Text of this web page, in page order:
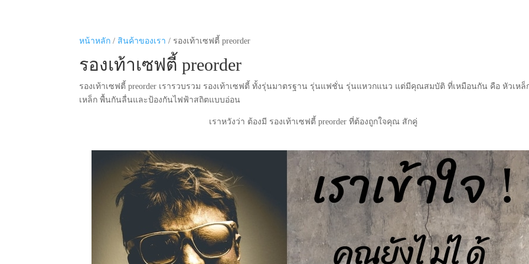
หน้าหลัก / สินค้าของเรา / รองเท้าเซฟตี้ preorder
รองเท้าเซฟตี้ preorder
รองเท้าเซฟตี้ preorder เรารวบรวม รองเท้าเซฟตี้ ทั้งรุ่นมาตรฐาน รุ่นแฟชั่น รุ่นแหวกแนว แต่มีคุณสมบัติ ที่เหมือนกัน คือ หัวเหล็
เหล็ก พื้นกันลื่นและป้องกันไฟฟ้าสถิตแบบอ่อน
เราหวังว่า ต้องมี รองเท้าเซฟตี้ preorder ที่ต้องถูกใจคุณ สักคู่